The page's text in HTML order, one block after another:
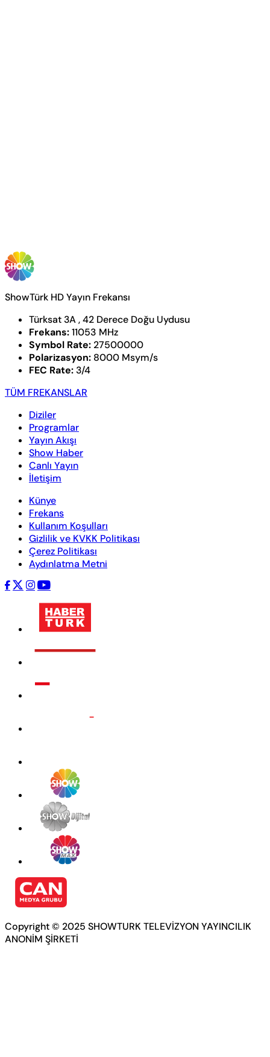
ShowTürk HD Yayın Frekansı
Türksat 3A , 42 Derece Doğu Uydusu
Frekans:11053 MHz
Symbol Rate: 27500000
Polarizasyon: 8000 Msym/s
FEC Rate: 3/4
TÜM FREKANSLAR
Diziler
Programlar
Yayın Akışı
Show Haber
Canlı Yayın
İletişim
Künye
Frekans
Kullanım Koşulları
Gizlilik ve KVKK Politikası
Çerez Politikası
Aydınlatma Metni
Copyright © 2025 SHOWTURK TELEVİZYON YAYINCILIK
ANONİM ŞİRKETİ